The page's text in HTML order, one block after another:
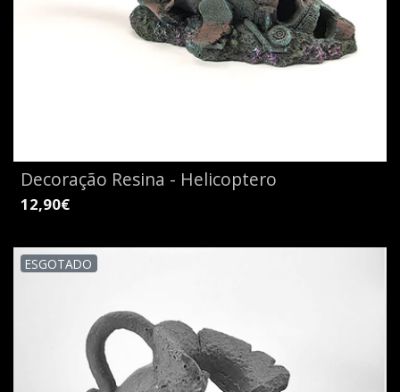
Decoração Resina - Helicoptero
12,90€
ESGOTADO